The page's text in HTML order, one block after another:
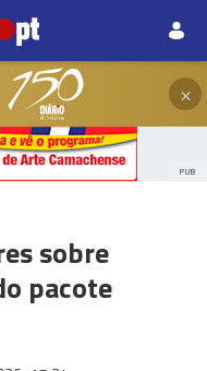
×
PUB
sobre
pacote